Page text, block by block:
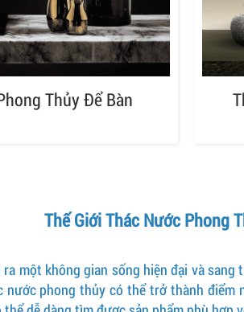
Thủy Để Bàn
Thế Giới Thác Nước
ra một không gian sống hiện đại và
nước phong thủy có thể trở thành điểm